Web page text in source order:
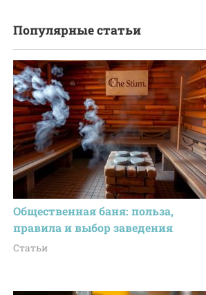
Популярные статьи
Общественная баня: польза,
правила и выбор заведения
Статьи